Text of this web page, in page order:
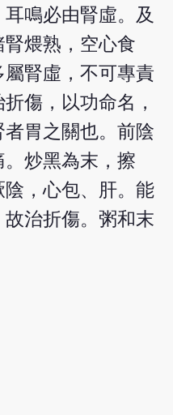
鳴必由腎虛。及
煨熟，空心食
腎虛，不可專責
傷，以功命名，
胃之關也。前陰
炒黑為末，擦
，心包、肝。能
治折傷。粥和末